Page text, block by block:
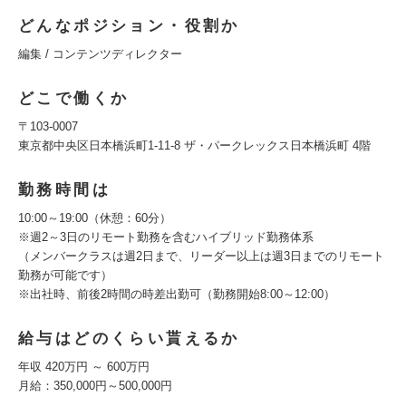
どんなポジション・役割か
編集 / コンテンツディレクター
どこで働くか
〒103-0007
東京都中央区日本橋浜町1-11-8 ザ・パークレックス日本橋浜町 4階
勤務時間は
10:00～19:00（休憩：60分）
※週2～3日のリモート勤務を含むハイブリッド勤務体系
（メンバークラスは週2日まで、リーダー以上は週3日までのリモート
勤務が可能です）
※出社時、前後2時間の時差出勤可（勤務開始8:00～12:00）
給与はどのくらい貰えるか
年収 420万円 ～ 600万円
月給：350,000円～500,000円